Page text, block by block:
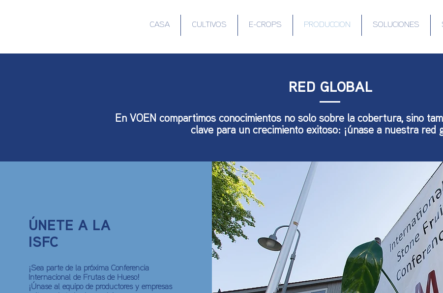
CASA CULTIVOS E-CROPS PRODUCCION SOLUCIONES
RED GLOBAL
En VOEN compartimos conocimientos no solo sobre la cobertura, sino
clave para un crecimiento exitoso: ¡únase a nuestra red
ÚNETE A LA
ISFC
¡Sea parte de la próxima Conferencia
Internacional de Frutas de Hueso!
¡Únase al equipo de productores y empresas